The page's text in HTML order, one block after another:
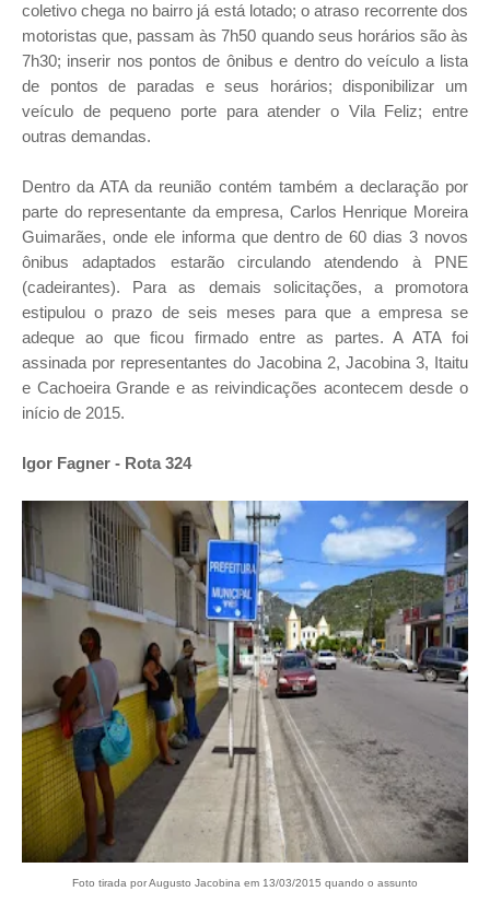
coletivo chega no bairro já está lotado; o atraso recorrente dos
motoristas que, passam às 7h50 quando seus horários são às
7h30; inserir nos pontos de ônibus e dentro do veículo a lista
de pontos de paradas e seus horários; disponibilizar um
veículo de pequeno porte para atender o Vila Feliz; entre
outras demandas.
Dentro da ATA da reunião contém também a declaração por
parte do representante da empresa, Carlos Henrique Moreira
Guimarães, onde ele informa que dentro de 60 dias 3 novos
ônibusadaptados
estarão circulando atendendo à PNE
(cadeirantes). Para as demais solicitações, a promotora
estipulou o prazo de seis meses para que a empresa se
adeque ao que ficou firmado entre as partes. A ATA foi
assinada por representantes do Jacobina 2, Jacobina 3, Itaitu
e Cachoeira Grande e as reivindicações acontecem desde o
início de 2015.
Igor Fagner - Rota 324
Foto tirada por Augusto Jacobina em 13/03/2015 quando o assunto